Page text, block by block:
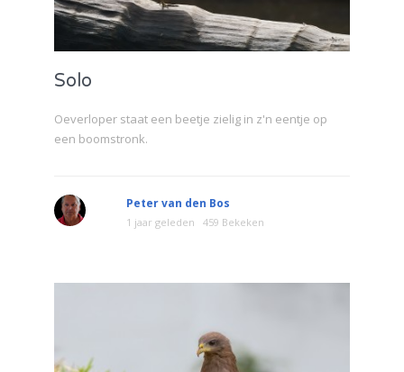
Solo
Oeverloper staat een beetje zielig in z'n eentje op
een boomstronk.
Peter van den Bos
1 jaar geleden 459 Bekeken